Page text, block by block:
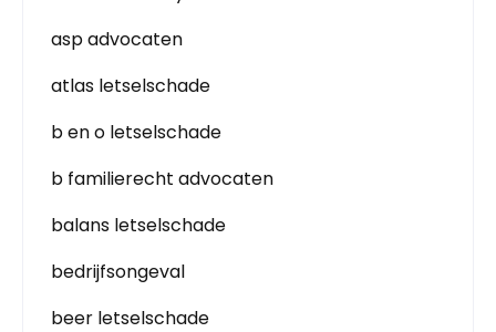
asp advocaten
atlas letselschade
b en o letselschade
b familierecht advocaten
balans letselschade
bedrijfsongeval
beer letselschade